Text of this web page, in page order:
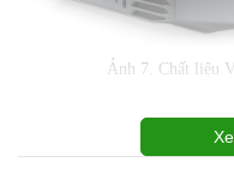
Ảnh 7. Chất liệu